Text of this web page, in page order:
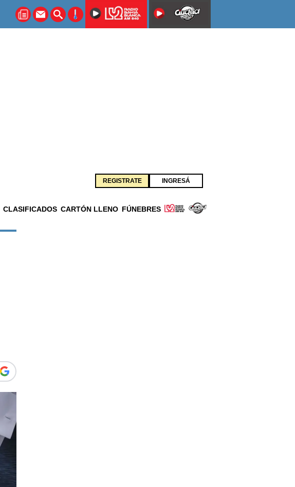
REGISTRATE INGRESÁ
CLASIFICADOS CARTÓN LLENO FÚNEBRES